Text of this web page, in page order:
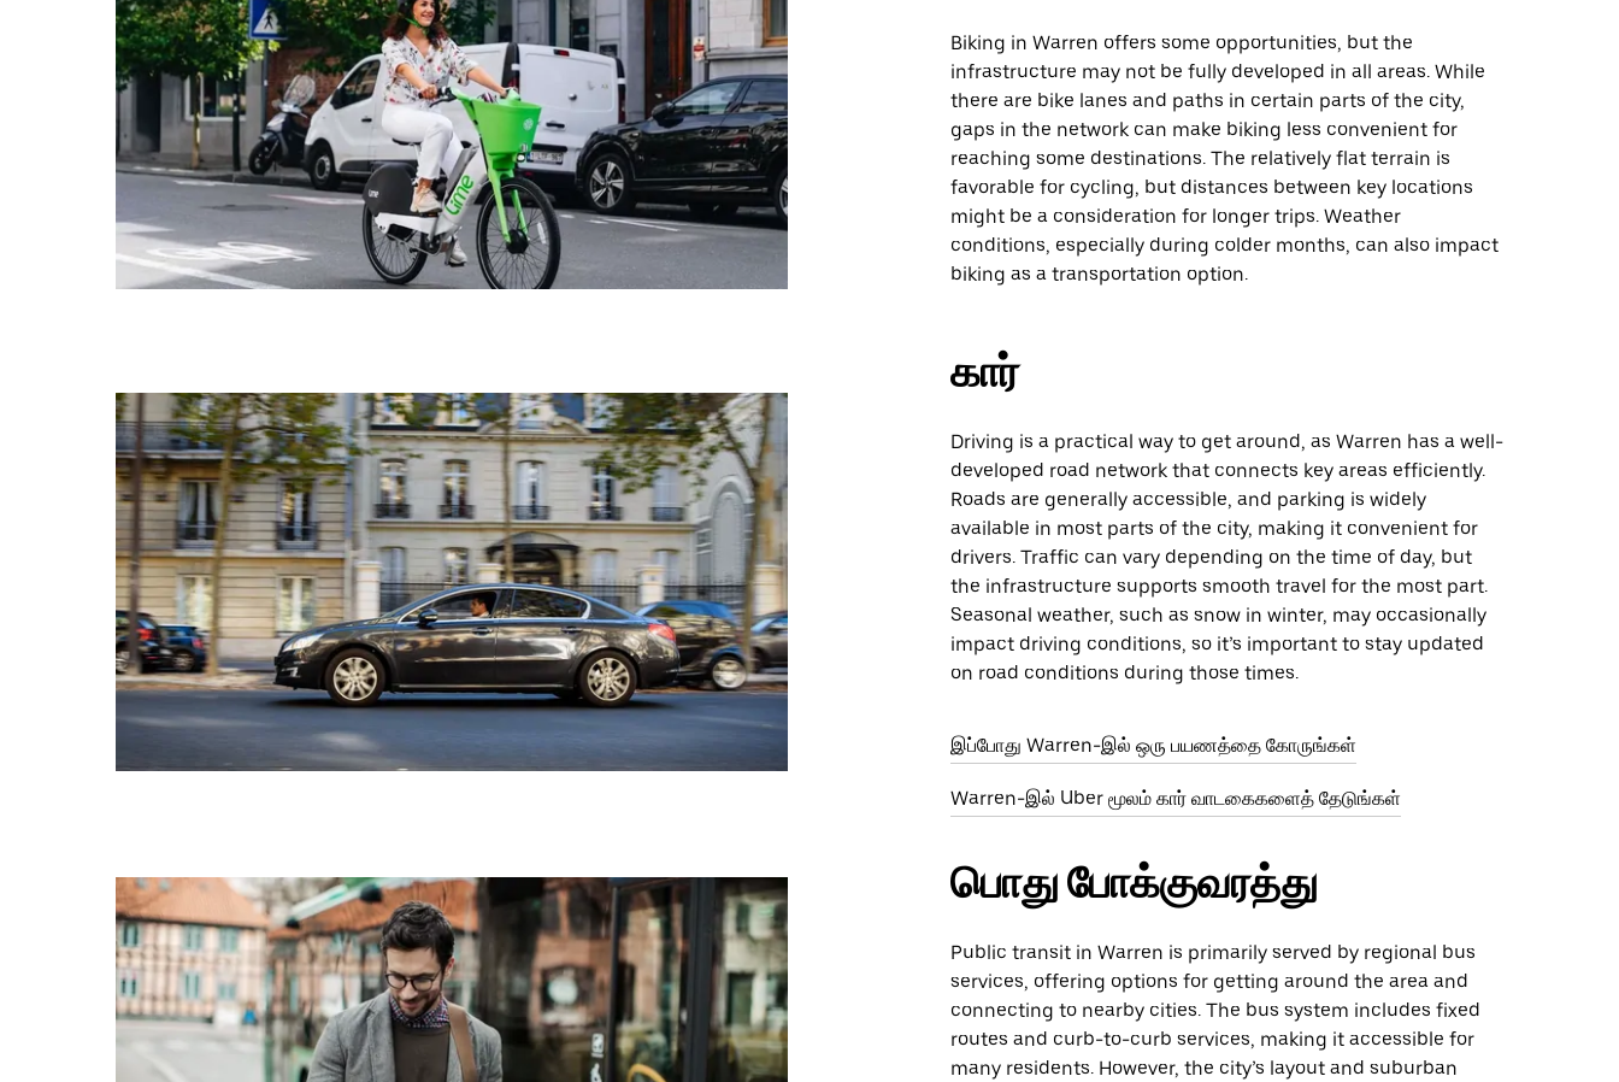
Biking in Warren offers some opportunities, but the
infrastructure may not be fully developed in all areas. While
there are bike lanes and paths in certain parts of the city,
gaps in the network can make biking less convenient for
reaching some destinations. The relatively flat terrain is
favorable for cycling, but distances between key locations
might be a consideration for longer trips. Weather
conditions, especially during colder months, can also impact
biking as a transportation option.
கார்
Driving is a practical way to get around, as Warren has a well-
developed road network that connects key areas efficiently.
Roads are generally accessible, and parking is widely
available in most parts of the city, making it convenient for
drivers. Traffic can vary depending on the time of day, but
the infrastructure supports smooth travel for the most part.
Seasonal weather, such as snow in winter, may occasionally
impact driving conditions, so it’s important to stay updated
on road conditions during those times.
இப்போது Warren-இல் ஒரு பயணத்தை கோருங்கள்
Warren-இல் Uber மூலம் கார் வாடகைகளைத் தேடுங்கள்
பொது போக்குவரத்து
Public transit in Warren is primarily served by regional bus
services, offering options for getting around the area and
connecting to nearby cities. The bus system includes fixed
routes and curb-to-curb services, making it accessible for
many residents. However, the city’s layout and suburban